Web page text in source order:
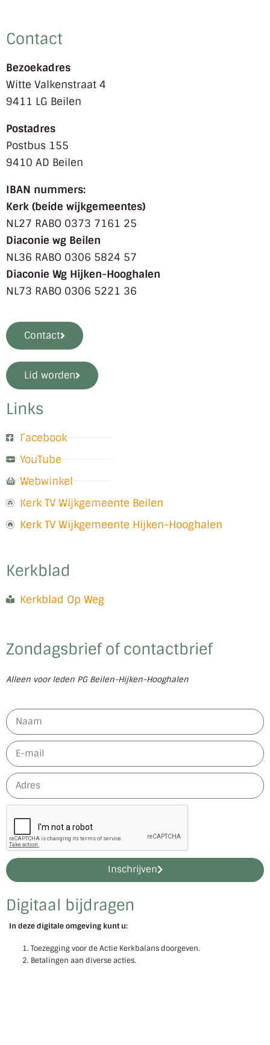
Contact
Bezoekadres
Witte Valkenstraat 4
9411 LG Beilen
Postadres
Postbus 155
9410 AD Beilen
IBAN nummers:
Kerk (beide wijkgemeentes)
NL27 RABO 0373 7161 25
Diaconie wg Beilen
NL36 RABO 0306 5824 57
Diaconie Wg Hijken-Hooghalen
NL73 RABO 0306 5221 36
Contact
Lid worden
Digitaal bijdragen
In deze digitale omgeving kunt u:
Toezegging voor de Actie Kerkbalans doorgeven.
Betalingen aan diverse acties.
Links
Facebook
YouTube
Webwinkel
Kerk TV Wijkgemeente Beilen
Kerk TV Wijkgemeente Hijken-Hooghalen
Kerkblad
Kerkblad Op Weg
Zondagsbrief of contactbrief
Alleen voor leden PG Beilen-Hijken-Hooghalen
Inschrijven